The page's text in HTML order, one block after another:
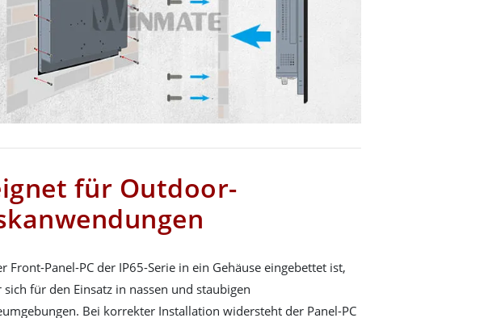
für Outdoor-
Front-Panel-PC der IP65-Serie in ein Gehäuse eingebettet ist,
sich für den Einsatz in nassen und staubigen
Bei korrekter Installation widersteht der Panel-PC